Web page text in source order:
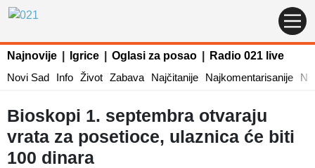
Najnovije Igrice Oglasi za posao
Radio 021 live
Novi Sad
Info Život Zabava Najčitanije Najkomentarisanije
Bioskopi 1. septembra otvaraju
vrata za posetioce, ulaznica će biti
100 dinara